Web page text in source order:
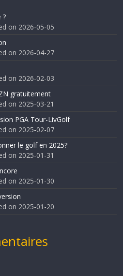
?
on 2026-05-05
on 2026-04-27
on 2026-02-03
gratuitement
on 2025-03-21
PGA Tour-LivGolf
on 2025-02-07
le golf en 2025?
on 2025-01-31
on 2025-01-30
on 2025-01-20